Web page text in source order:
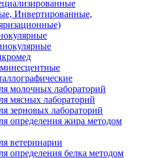
Инвертированные,
молочных лабораторий
мясных лабораторий
зерновых лабораторий
определения жира методом
ветеринарии
определения белка методом